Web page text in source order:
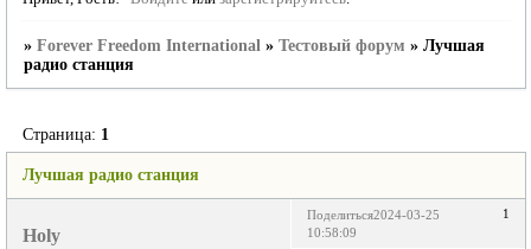
» Forever Freedom International » Тестовый форум » Лучшая
радио станция
Лучшая радио станция
Страница: 1
Поделиться 1
2024-03-25
10:58:09
Holy